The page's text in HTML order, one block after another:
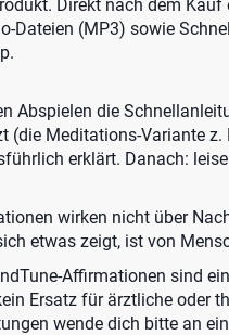
Direkt nach dem
Dateien (MP3) sowie
Abspielen die
(die Meditations-Variante
erklärt. Danach:
wirken nicht über
etwas zeigt, ist von
Affirmationen sind
Ersatz für ärztliche oder
wende dich bitte an